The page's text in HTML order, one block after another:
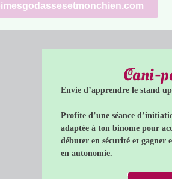
Cani-
Envie d’apprendre le stand
Profite d’une séance
adaptée à ton binome pour
débuter en sécurité et gagner
en autonomie.